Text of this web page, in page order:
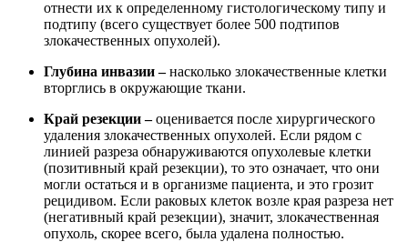
отнести их к определенному гистологическому типу и
подтипу (всего существует более 500 подтипов
злокачественных опухолей).
Глубина инвазии –насколько злокачественные клетки
вторглись в окружающие ткани.
Край резекции –оценивается после хирургического
удаления злокачественных опухолей. Если рядом с
линией разреза обнаруживаются опухолевые клетки
(позитивный край резекции), то это означает, что они
могли остаться и в организме пациента, и это грозит
рецидивом. Если раковых клеток возле края разреза нет
(негативный край резекции), значит, злокачественная
опухоль, скорее всего, была удалена полностью.